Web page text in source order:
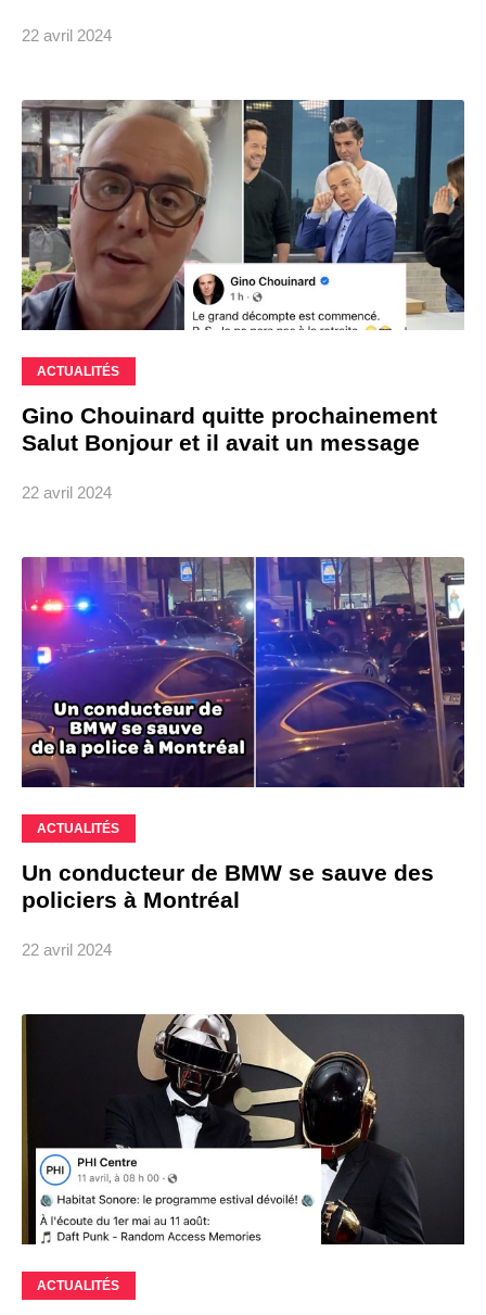
22 avril 2024
ACTUALITÉS
Gino Chouinard quitte prochainement
Salut Bonjour et il avait un message
22 avril 2024
ACTUALITÉS
Un conducteur de BMW se sauve des
policiers à Montréal
22 avril 2024
ACTUALITÉS